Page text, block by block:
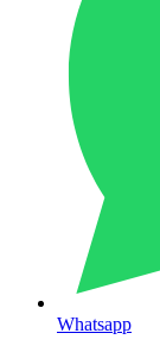
Whatsapp